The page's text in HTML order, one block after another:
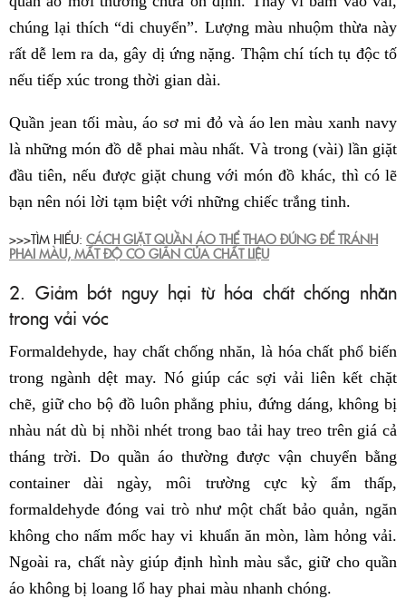
chúng lại thích “di chuyển”. Lượng màu nhuộm thừa này
rất dễ lem ra da, gây dị ứng nặng. Thậm chí tích tụ độc tố
nếu tiếp xúc trong thời gian dài.
Quần jean tối màu, áo sơ mi đỏ và áo len màu xanh navy
là những món đồ dễ phai màu nhất. Và trong (vài) lần giặt
đầu tiên, nếu được giặt chung với món đồ khác, thì có lẽ
bạn nên nói lời tạm biệt với những chiếc trắng tinh.
>>>TÌM HIỂU: CÁCH GIẶT QUẦN ÁO THỂ THAO ĐÚNG ĐỂ TRÁNH
PHAI MÀU, MẤT ĐỘ CO GIÃN CỦA CHẤT LIỆU
2. Giảm bớt nguy hại từ hóa chất chống nhăn
trong vải vóc
Formaldehyde, hay chất chống nhăn, là hóa chất phổ biến
trong ngành dệt may. Nó giúp các sợi vải liên kết chặt
chẽ, giữ cho bộ đồ luôn phẳng phiu, đứng dáng, không bị
nhàu nát dù bị nhồi nhét trong bao tải hay treo trên giá cả
tháng trời. Do quần áo thường được vận chuyển bằng
container dài ngày, môi trường cực kỳ ẩm thấp,
formaldehyde đóng vai trò như một chất bảo quản, ngăn
không cho nấm mốc hay vi khuẩn ăn mòn, làm hỏng vải.
Ngoài ra, chất này giúp định hình màu sắc, giữ cho quần
áo không bị loang lổ hay phai màu nhanh chóng.